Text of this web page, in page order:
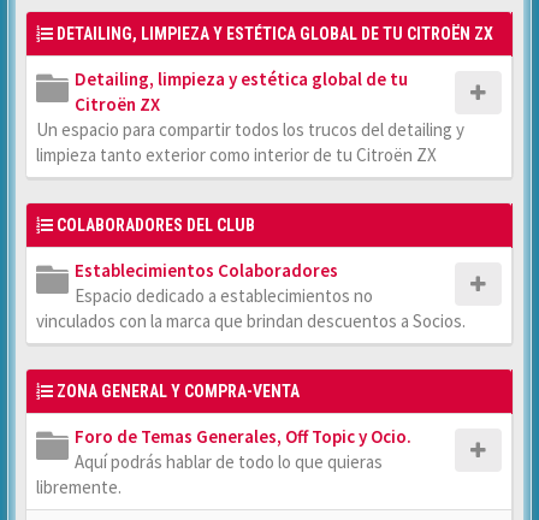
DETAILING, LIMPIEZA Y ESTÉTICA GLOBAL DE TU CITROËN ZX
Detailing, limpieza y estética global de tu
Citroën ZX
Un espacio para compartir todos los trucos del detailing y
limpieza tanto exterior como interior de tu Citroën ZX
COLABORADORES DEL CLUB
Establecimientos Colaboradores
Espacio dedicado a establecimientos no
vinculados con la marca que brindan descuentos a Socios.
ZONA GENERAL Y COMPRA-VENTA
Foro de Temas Generales, Off Topic y Ocio.
Aquí podrás hablar de todo lo que quieras
libremente.